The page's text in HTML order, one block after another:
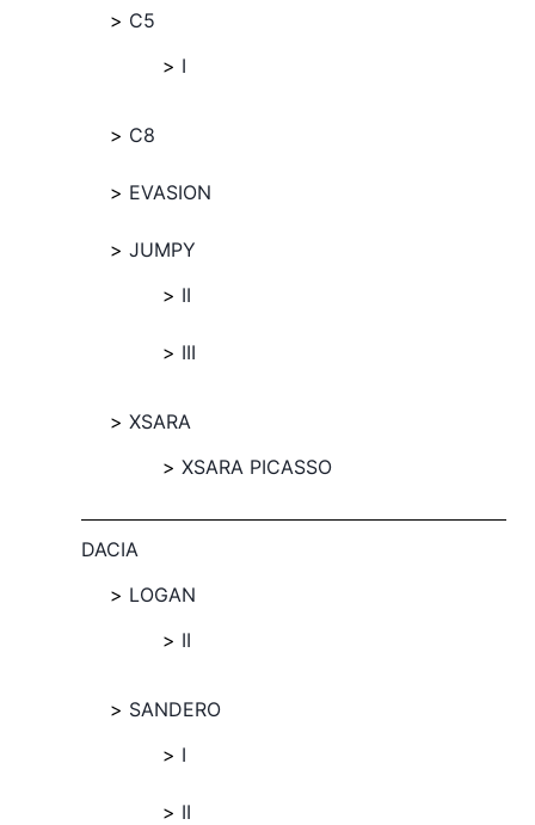
C5
I
C8
EVASION
JUMPY
II
III
XSARA
XSARA PICASSO
DACIA
LOGAN
II
SANDERO
I
II